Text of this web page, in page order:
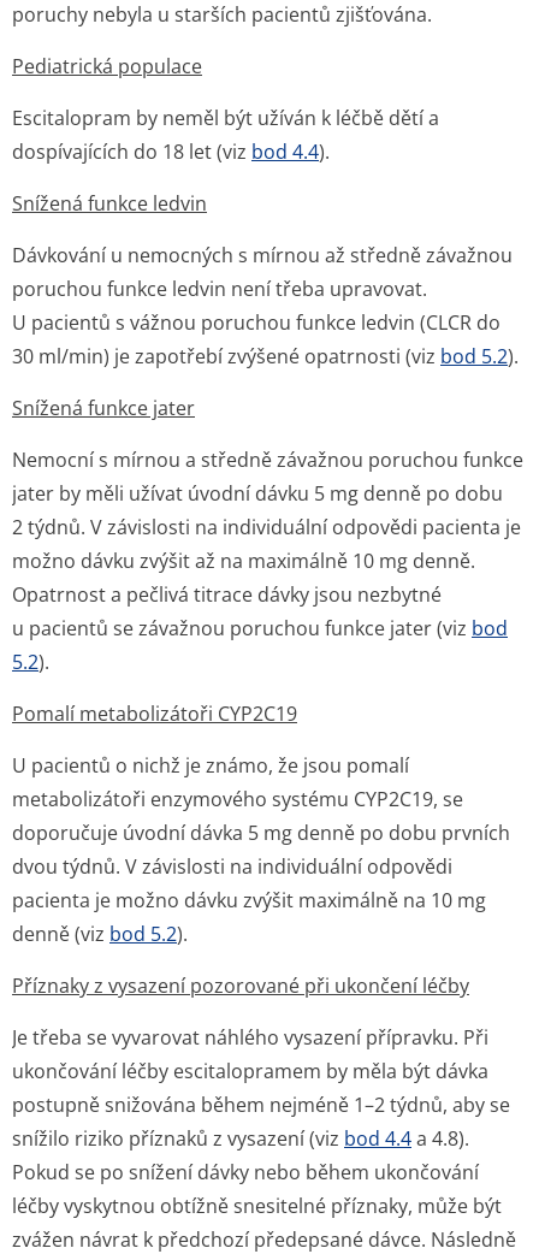
poruchy nebyla u starších pacientů zjišťována.
Pediatrická populace
Escitalopram by neměl být užíván k léčbě dětí a
dospívajících do 18 let (viz bod 4.4).
Snížená funkce ledvin
Dávkování u nemocných s mírnou až středně závažnou
poruchou funkce ledvin není třeba upravovat.
U pacientů s vážnou poruchou funkce ledvin (CLCR do
30 ml/min) je zapotřebí zvýšené opatrnosti (viz bod 5.2).
Snížená funkce jater
Nemocní s mírnou a středně závažnou poruchou funkce
jater by měli užívat úvodní dávku 5 mg denně po dobu
2 týdnů. V závislosti na individuální odpovědi pacienta je
možno dávku zvýšit až na maximálně 10 mg denně.
Opatrnost a pečlivá titrace dávky jsou nezbytné
u pacientů se závažnou poruchou funkce jater (viz bod
5.2).
Pomalí metabolizátoři CYP2C19
U pacientů o nichž je známo, že jsou pomalí
metabolizátoři enzymového systému CYP2C19, se
doporučuje úvodní dávka 5 mg denně po dobu prvních
dvou týdnů. V závislosti na individuální odpovědi
pacienta je možno dávku zvýšit maximálně na 10 mg
denně (viz bod 5.2).
Příznaky z vysazení pozorované při ukončení léčby
Je třeba se vyvarovat náhlého vysazení přípravku. Při
ukončování léčby escitalopramem by měla být dávka
postupně snižována během nejméně 1–2 týdnů, aby se
snížilo riziko příznaků z vysazení (viz bod 4.4a 4.8).
Pokud se po snížení dávky nebo během ukončování
léčby vyskytnou obtížně snesitelné příznaky, může být
zvážen návrat k předchozí předepsané dávce. Následně